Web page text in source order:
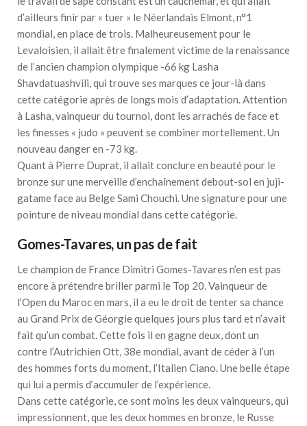
d’ailleurs finir par « tuer » le Néerlandais Elmont, n°1
mondial, en place de trois. Malheureusement pour le
Levaloisien, il allait être finalement victime de la renaissance
de l’ancien champion olympique -66 kg Lasha
Shavdatuashvili, qui trouve ses marques ce jour-là dans
cette catégorie après de longs mois d’adaptation. Attention
à Lasha, vainqueur du tournoi, dont les arrachés de face et
les finesses « judo » peuvent se combiner mortellement. Un
nouveau danger en -73 kg.
Quant à Pierre Duprat, il allait conclure en beauté pour le
bronze sur une merveille d’enchaînement debout-sol en juji-
gatame face au Belge Sami Chouchi. Une signature pour une
pointure de niveau mondial dans cette catégorie.
Gomes-Tavares, un pas de fait
Le champion de France Dimitri Gomes-Tavares n’en est pas
encore à prétendre briller parmi le Top 20. Vainqueur de
l’Open du Maroc en mars, il a eu le droit de tenter sa chance
au Grand Prix de Géorgie quelques jours plus tard et n’avait
fait qu’un combat. Cette fois il en gagne deux, dont un
contre l’Autrichien Ott, 38e mondial, avant de céder à l’un
des hommes forts du moment, l’Italien Ciano. Une belle étape
qui lui a permis d’accumuler de l’expérience.
Dans cette catégorie, ce sont moins les deux vainqueurs, qui
impressionnent, que les deux hommes en bronze, le Russe